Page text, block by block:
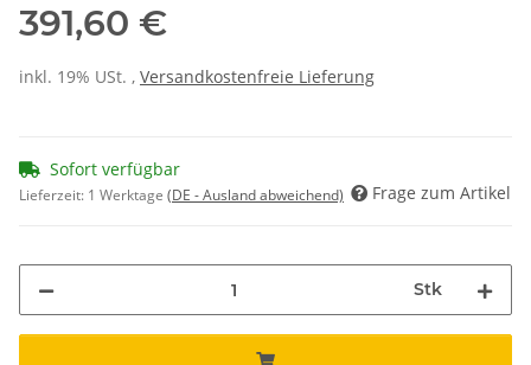
391,60 €
inkl. 19% USt. , Versandkostenfreie Lieferung
Sofort verfügbar
Lieferzeit: 1 Werktage (DE - Ausland abweichend) Frage zum Artikel
Stk